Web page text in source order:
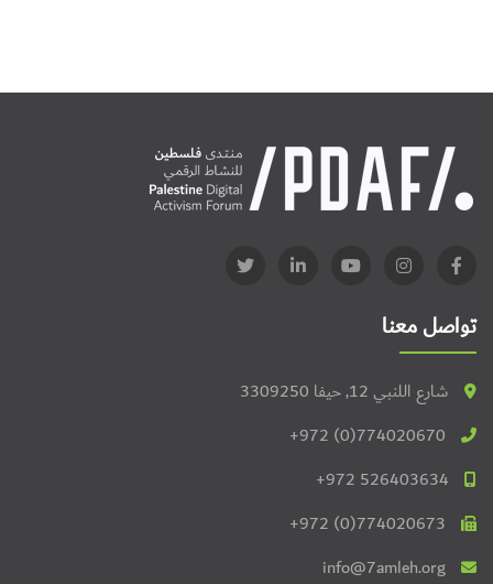
تواصل معنا
شارع اللنبي 12, حيفا 3309250
+972 (0)774020670
+972 526403634
+972 (0)774020673
info@7amleh.org